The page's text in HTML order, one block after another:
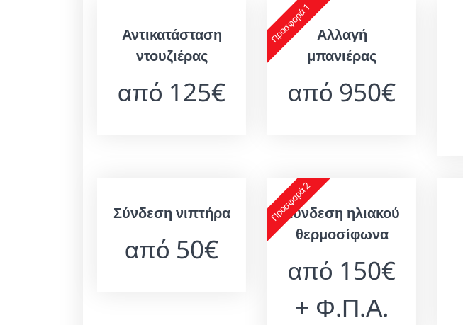
Αντικατάσταση
ντουζιέρας
από 125€
Προσφορά 1 Αλλαγή
μπανιέρας
από 950€
Σύνδεση νιπτήρα
από 50€
Προσφορά 2
Σύνδεση ηλιακού
θερμοσίφωνα
από 150€
+ Φ.Π.Α.